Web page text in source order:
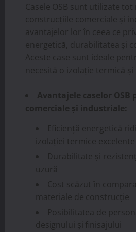
Casele OSB sunt utilizate
construcțiile comerciale și
avantajelor lor în ceea ce
energetică, durabilitatea și
Aceste case sunt ideale
necesită o izolație termică și
Avantajele caselor OSB
comerciale și industriale:
Eficiență energetică
izolației termice excelente
Durabilitate și
uzură
Cost scăzut în
materiale de construcție
Posibilitatea de
designului și finisajului